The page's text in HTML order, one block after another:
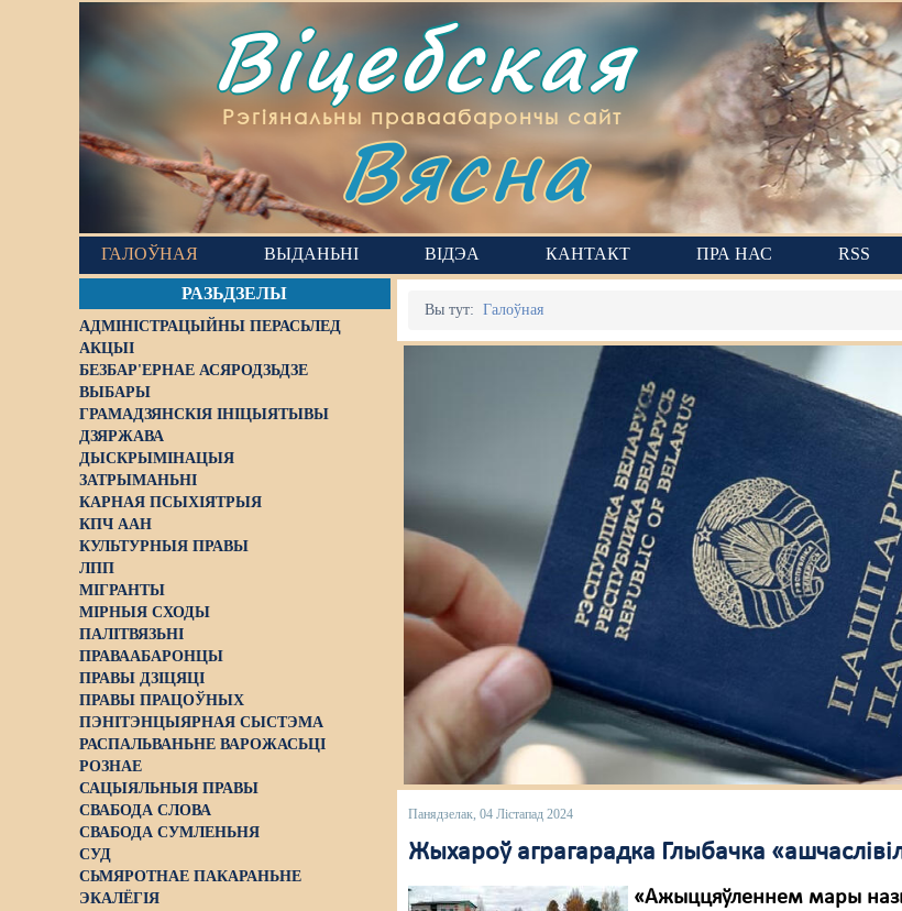
Віцебская
Рэгіянальны праваабарончы сайт
Вясна
ГАЛОЎНАЯ ВЫДАНЬНІ ВІДЭА КАНТАКТ ПРА НАС RSS
РАЗЬДЗЕЛЫ
АДМІНІСТРАЦЫЙНЫ ПЕРАСЬЛЕД
АКЦЫІ
БЕЗБАР'ЕРНАЕ АСЯРОДЗЬДЗЕ
ВЫБАРЫ
ГРАМАДЗЯНСКІЯ ІНІЦЫЯТЫВЫ
ДЗЯРЖАВА
ДЫСКРЫМІНАЦЫЯ
ЗАТРЫМАНЬНІ
КАРНАЯ ПСЫХІЯТРЫЯ
КПЧ ААН
КУЛЬТУРНЫЯ ПРАВЫ
ЛПП
МІГРАНТЫ
МІРНЫЯ СХОДЫ
ПАЛІТВЯЗЬНІ
ПРАВААБАРОНЦЫ
ПРАВЫ ДЗІЦЯЦІ
ПРАВЫ ПРАЦОЎНЫХ
ПЭНІТЭНЦЫЯРНАЯ СЫСТЭМА
РАСПАЛЬВАНЬНЕ ВАРОЖАСЬЦІ
РОЗНАЕ
САЦЫЯЛЬНЫЯ ПРАВЫ
СВАБОДА СЛОВА
СВАБОДА СУМЛЕНЬНЯ
СУД
СЬМЯРОТНАЕ ПАКАРАНЬНЕ
ЭКАЛЁГІЯ
Вы тут:Галоўная
Панядзелак, 04 Лістапад 2024
Жыхароў аграгарадка Глыбачка
«Ажыццяўленнем мары